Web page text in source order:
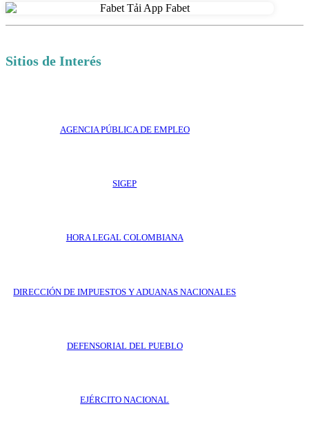
Sitios de Interés
AGENCIA PÚBLICA DE EMPLEO
SIGEP
HORA LEGAL COLOMBIANA
DIRECCIÓN DE IMPUESTOS Y ADUANAS NACIONALES
DEFENSORIAL DEL PUEBLO
EJÉRCITO NACIONAL